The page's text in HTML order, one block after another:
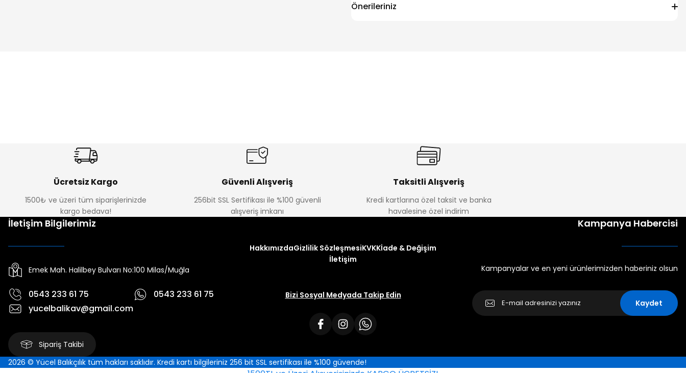
Önerileriniz
Ücretsiz Kargo
1500₺ ve üzeri tüm siparişlerinizde
kargo bedava!
Güvenli Alışveriş
256bit SSL Sertifikası ile %100 güvenli
alışveriş imkanı
Taksitli Alışveriş
Kredi kartlarına özel taksit ve banka
havalesine özel indirim
İletişim Bilgilerimiz
Emek Mah. Halilbey Bulvarı No:100 Milas/Muğla
0543 233 61 75
0543 233 61 75
yucelbalikav@gmail.com
Sipariş Takibi
HakkımızdaGizlilik SözleşmesiKVKKİade & Değişim
İletişim
Bizi Sosyal Medyada Takip Edin
Kampanya Habercisi
Kampanyalar ve en yeni ürünlerimizden haberiniz olsun
Kaydet
2026 © Yücel Balıkçılık tüm hakları saklıdır. Kredi kartı bilgileriniz 256 bit SSL sertifikası ile %100 güvende!